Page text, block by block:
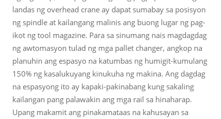
landas ng overhead crane ay dapat sumabay sa posisyon
ng spindle at kailangang malinis ang buong lugar ng pag-
ikot ng tool magazine. Para sa sinumang nais magdagdag
ng awtomasyon tulad ng mga pallet changer, angkop na
planuhin ang espasyo na katumbas ng humigit-kumulang
150% ng kasalukuyang kinukuha ng makina. Ang dagdag
na espasyong ito ay kapaki-pakinabang kung sakaling
kailangan pang palawakin ang mga rail sa hinaharap.
Upang makamit ang pinakamataas na kahusayan sa